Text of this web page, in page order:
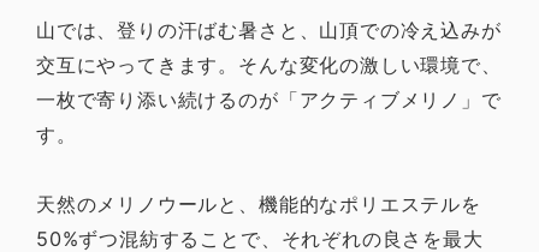
山では、登りの汗ばむ暑さと、山頂での冷え込みが
交互にやってきます。そんな変化の激しい環境で、
一枚で寄り添い続けるのが「アクティブメリノ」で
す。
天然のメリノウールと、機能的なポリエステルを
50%ずつ混紡することで、それぞれの良さを最大